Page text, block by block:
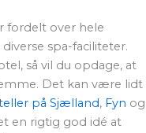
fordelt over hele
spa-faciliteter.
så vil du opdage, at
Det kan være lidt
på Sjælland, Fyn og
en rigtig god idé at